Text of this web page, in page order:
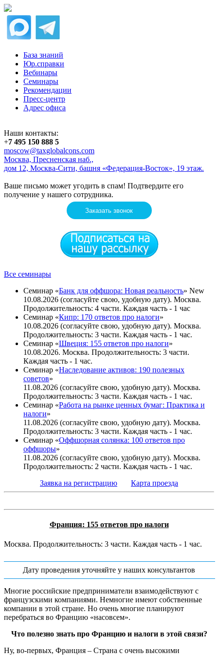
База знаний
Юр.справки
Вебинары
Семинары
Рекомендации
Пресс-центр
Адрес офиса
Наши контакты:
+7 495 150 888 5
moscow@taxglobalcons.com
Москва, Пресненская наб.,
дом 12, Москва-Сити, башня «Федерация-Восток», 19 этаж.
Ваше письмо может угодить в спам! Подтвердите его
получение у нашего сотрудника.
Заказать звонок
Все семинары
Семинар «Банк для оффшора: Новая реальность» New
10.08.2026 (согласуйте свою, удобную дату). Москва.
Продолжительность: 4 части. Каждая часть - 1 час
Семинар «Кипр: 170 ответов про налоги»
10.08.2026 (согласуйте свою, удобную дату). Москва.
Продолжительность: 3 части. Каждая часть - 1 час.
Семинар «Швеция: 155 ответов про налоги»
10.08.2026. Москва. Продолжительность: 3 части.
Каждая часть - 1 час.
Семинар «Наследование активов: 190 полезных
советов»
11.08.2026 (согласуйте свою, удобную дату). Москва.
Продолжительность: 3 части. Каждая часть - 1 час.
Семинар «Работа на рынке ценных бумаг: Практика и
налоги»
11.08.2026 (согласуйте свою, удобную дату). Москва.
Продолжительность: 3 части. Каждая часть - 1 чаc.
Семинар «Оффшорная солянка: 100 ответов про
оффшоры»
11.08.2026 (согласуйте свою, удобную дату). Москва.
Продолжительность: 2 части. Каждая часть - 1 час.
Заявка на регистрацию
Карта проезда
Франция: 155 ответов про налоги
Москва. Продолжительность: 3 части. Каждая часть - 1 час.
Дату проведения уточняйте у наших консультантов
Многие российские предприниматели взаимодействуют с
французскими компаниями. Немногие имеют собственные
компании в этой стране. Но очень многие планируют
перебраться во Францию «насовсем».
Что полезно знать про Францию и налоги в этой связи?
Ну, во-первых, Франция – Страна с очень высокими